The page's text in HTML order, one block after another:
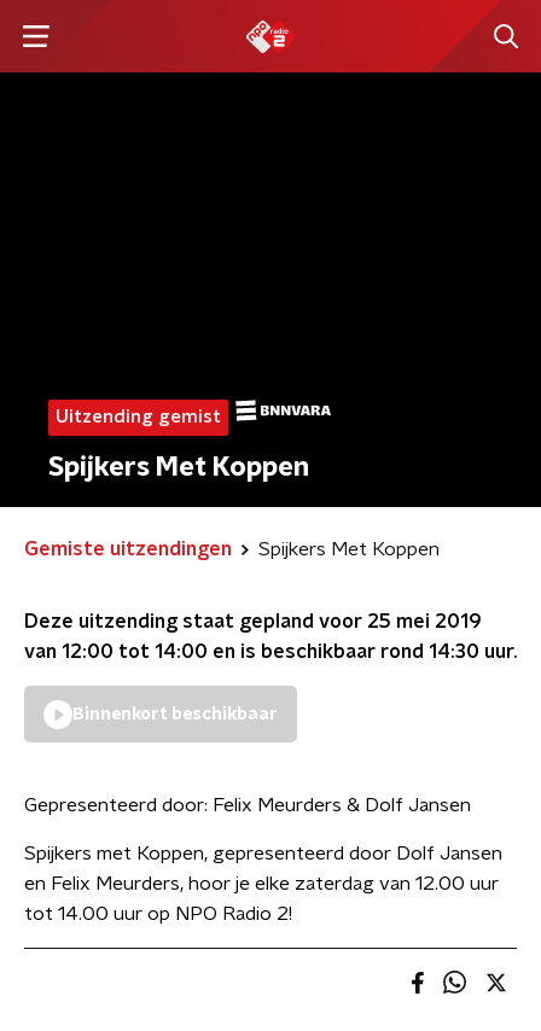
Uitzending gemist
Spijkers Met Koppen
Gemiste uitzendingen Spijkers Met Koppen
Deze uitzending staat gepland voor 25 mei 2019
van 12:00 tot 14:00 en is beschikbaar rond 14:30 uur.
Binnenkort beschikbaar
Gepresenteerd door: Felix Meurders & Dolf Jansen
Spijkers met Koppen, gepresenteerd door Dolf Jansen
en Felix Meurders, hoor je elke zaterdag van 12.00 uur
tot 14.00 uur op NPO Radio 2!